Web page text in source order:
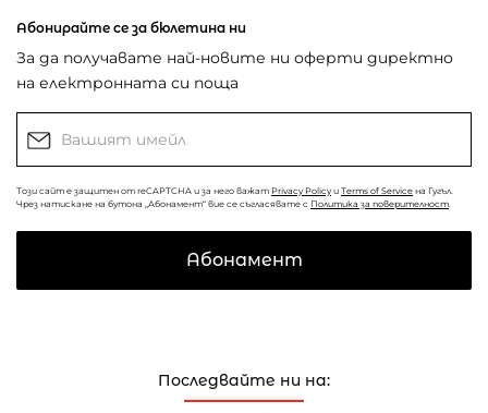
Последвайте ни на:
Абонирайте се за бюлетина ни
За да получавате най-новите ни оферти директно
на електронната си поща
Този сайт е защитен от reCAPTCHA и за него важат Privacy Policy и Terms of Service на Гугъл.
Чрез натискане на бутона „Абонамент“ вие се съгласявате с Политика за поверителност
Абонамент